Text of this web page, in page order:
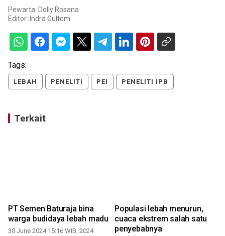
Pewarta: Dolly Rosana
Editor: Indra Gultom
Tags:
LEBAH PENELITI PEI PENELITI IPB
Terkait
PT Semen Baturaja bina
warga budidaya lebah madu
30 June 2024 15:16 WIB, 2024
Populasi lebah menurun,
cuaca ekstrem salah satu
penyebabnya